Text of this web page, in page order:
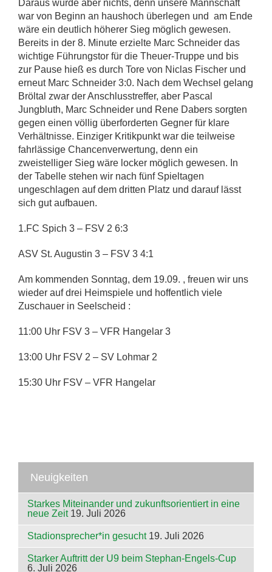
Daraus wurde aber nichts, denn unsere Mannschaft
war von Beginn an haushoch überlegen und am Ende
wäre ein deutlich höherer Sieg möglich gewesen.
Bereits in der 8. Minute erzielte Marc Schneider das
wichtige Führungstor für die Theuer-Truppe und bis
zur Pause hieß es durch Tore von Niclas Fischer und
erneut Marc Schneider 3:0. Nach dem Wechsel gelang
Bröltal zwar der Anschlusstreffer, aber Pascal
Jungbluth, Marc Schneider und Rene Dabers sorgten
gegen einen völlig überforderten Gegner für klare
Verhältnisse. Einziger Kritikpunkt war die teilweise
fahrlässige Chancenverwertung, denn ein
zweistelliger Sieg wäre locker möglich gewesen. In
der Tabelle stehen wir nach fünf Spieltagen
ungeschlagen auf dem dritten Platz und darauf lässt
sich gut aufbauen.
1.FC Spich 3 – FSV 2 6:3
ASV St. Augustin 3 – FSV 3 4:1
Am kommenden Sonntag, dem 19.09. , freuen wir uns
wieder auf drei Heimspiele und hoffentlich viele
Zuschauer in Seelscheid :
11:00 Uhr FSV 3 – VFR Hangelar 3
13:00 Uhr FSV 2 – SV Lohmar 2
15:30 Uhr FSV – VFR Hangelar
Neuigkeiten
Starkes Miteinander und zukunftsorientiert in eine
neue Zeit 19. Juli 2026
Stadionsprecher*in gesucht 19. Juli 2026
Starker Auftritt der U9 beim Stephan-Engels-Cup
6. Juli 2026